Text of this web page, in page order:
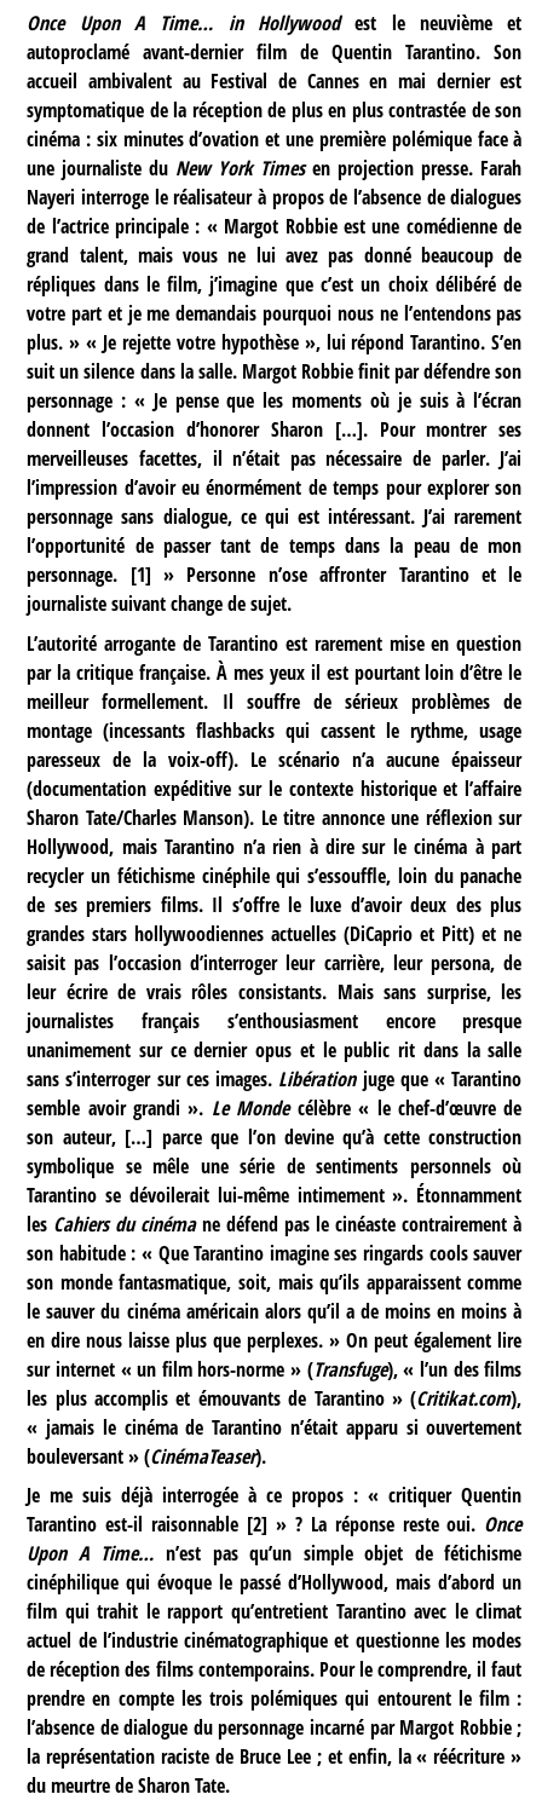
Once Upon A Time… in Hollywoodest le neuvième et
autoproclamé avant-dernier film de Quentin Tarantino. Son
accueil ambivalent au Festival de Cannes en mai dernier est
symptomatique de la réception de plus en plus contrastée de son
cinéma : six minutes d’ovation et une première polémique face à
une journaliste du New York Timesen projection presse. Farah
Nayeri interroge le réalisateur à propos de l’absence de dialogues
de l’actrice principale : « Margot Robbie est une comédienne de
grand talent, mais vous ne lui avez pas donné beaucoup de
répliques dans le film, j’imagine que c’est un choix délibéré de
votre part et je me demandais pourquoi nous ne l’entendons pas
plus. » « Je rejette votre hypothèse », lui répond Tarantino. S’en
suit un silence dans la salle. Margot Robbie finit par défendre son
personnage : « Je pense que les moments où je suis à l’écran
donnent l’occasion d’honorer Sharon […]. Pour montrer ses
merveilleuses facettes, il n’était pas nécessaire de parler. J’ai
l’impression d’avoir eu énormément de temps pour explorer son
personnage sans dialogue, ce qui est intéressant. J’ai rarement
l’opportunité de passer tant de temps dans la peau de mon
personnage. [1] » Personne n’ose affronter Tarantino et le
journaliste suivant change de sujet.
L’autorité arrogante de Tarantino est rarement mise en question
par la critique française. À mes yeux il est pourtant loin d’être le
meilleur formellement. Il souffre de sérieux problèmes de
montage (incessants flashbacks qui cassent le rythme, usage
paresseux de la voix-off). Le scénario n’a aucune épaisseur
(documentation expéditive sur le contexte historique et l’affaire
Sharon Tate/Charles Manson). Le titre annonce une réflexion sur
Hollywood, mais Tarantino n’a rien à dire sur le cinéma à part
recycler un fétichisme cinéphile qui s’essouffle, loin du panache
de ses premiers films. Il s’offre le luxe d’avoir deux des plus
grandes stars hollywoodiennes actuelles (DiCaprio et Pitt) et ne
saisit pas l’occasion d’interroger leur carrière, leur persona, de
leur écrire de vrais rôles consistants. Mais sans surprise, les
journalistes français s’enthousiasment encore presque
unanimement sur ce dernier opus et le public rit dans la salle
sans s’interroger sur ces images. Libération juge que « Tarantino
semble avoir grandi ». Le Mondecélèbre « le chef-d’œuvre de
son auteur, […] parce que l’on devine qu’à cette construction
symbolique se mêle une série de sentiments personnels où
Tarantino se dévoilerait lui-même intimement ». Étonnamment
les Cahiers du cinémane défend pas le cinéaste contrairement à
son habitude : « Que Tarantino imagine ses ringards cools sauver
son monde fantasmatique, soit, mais qu’ils apparaissent comme
le sauver du cinéma américain alors qu’il a de moins en moins à
en dire nous laisse plus que perplexes. » On peut également lire
sur internet « un film hors-norme » (Transfuge), « l’un des films
les plus accomplis et émouvants de Tarantino » (Critikat.com),
« jamais le cinéma de Tarantino n’était apparu si ouvertement
bouleversant » (CinémaTeaser).
Je me suis déjà interrogée à ce propos : « critiquer Quentin
Tarantino est-il raisonnable [2] » ? La réponse reste oui. Once
Upon A Time… n’est pas qu’un simple objet de fétichisme
cinéphilique qui évoque le passé d’Hollywood, mais d’abord un
film qui trahit le rapport qu’entretient Tarantino avec le climat
actuel de l’industrie cinématographique et questionne les modes
de réception des films contemporains. Pour le comprendre, il faut
prendre en compte les trois polémiques qui entourent le film :
l’absence de dialogue du personnage incarné par Margot Robbie ;
la représentation raciste de Bruce Lee ; et enfin, la « réécriture »
du meurtre de Sharon Tate.